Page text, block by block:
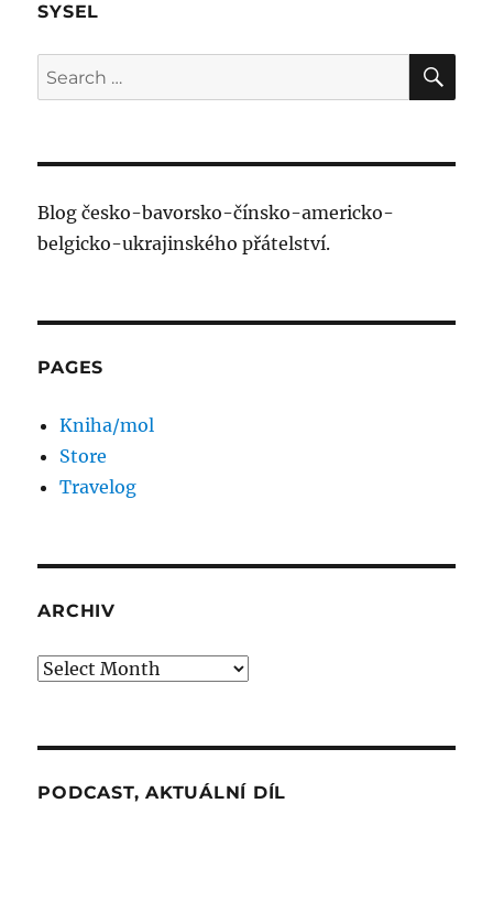
SYSEL
Search
for:
Blog česko-bavorsko-čínsko-americko-
belgicko-ukrajinského přátelství.
PAGES
Kniha/mol
Store
Travelog
ARCHIV
Archiv
PODCAST, AKTUÁLNÍ DÍL